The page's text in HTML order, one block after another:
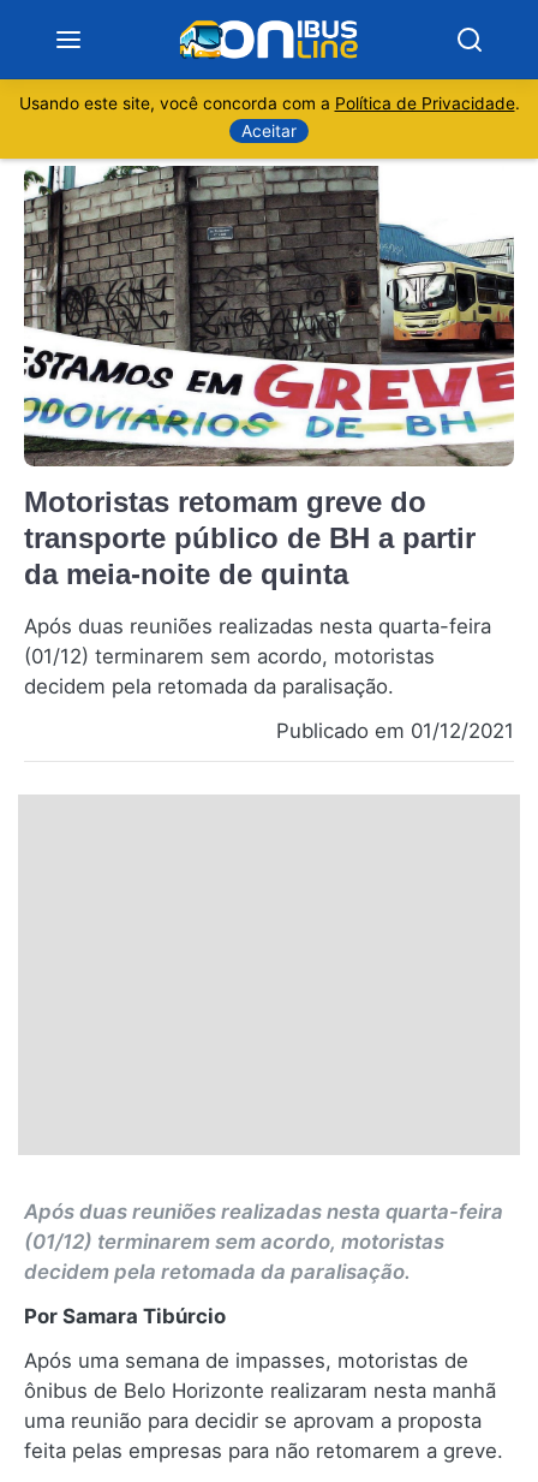
Sobre
Minas Gerais
São Paulo
Rio de Janeiro
Espírito Santo
Paraná
Santa Catarina
Rio Grande do Sul
Centro-Oeste
Usando este site, você concorda com a Política de Privacidade.
Aceitar
Motoristas retomam greve do
transporte público de BH a partir
da meia-noite de quinta
Após duas reuniões realizadas nesta quarta-feira
(01/12) terminarem sem acordo, motoristas
decidem pela retomada da paralisação.
Publicado em 01/12/2021
Após duas reuniões realizadas nesta quarta-feira
(01/12) terminarem sem acordo, motoristas
decidem pela retomada da paralisação.
Por Samara Tibúrcio
Após uma semana de impasses, motoristas de
ônibus de Belo Horizonte realizaram nesta manhã
uma reunião para decidir se aprovam a proposta
feita pelas empresas para não retomarem a greve.